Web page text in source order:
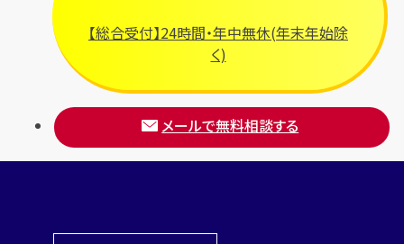
【総合受付】24時間・年中無休(年末年始除
く)
メールで無料相談する